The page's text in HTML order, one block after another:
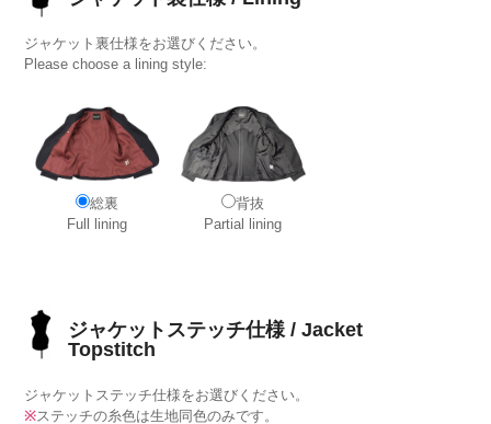
ジャケット裏仕様をお選びください。
Please choose a lining style:
総裏
Full lining
背抜
Partial lining
ジャケットステッチ仕様 / Jacket
Topstitch
ジャケットステッチ仕様をお選びください。
※ステッチの糸色は生地同色のみです。